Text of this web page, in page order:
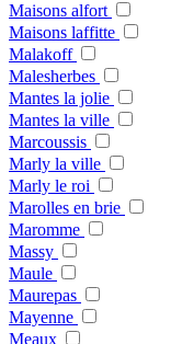
Maisons alfort
Maisons laffitte
Malakoff
Malesherbes
Mantes la jolie
Mantes la ville
Marcoussis
Marly la ville
Marly le roi
Marolles en brie
Maromme
Massy
Maule
Maurepas
Mayenne
Meaux